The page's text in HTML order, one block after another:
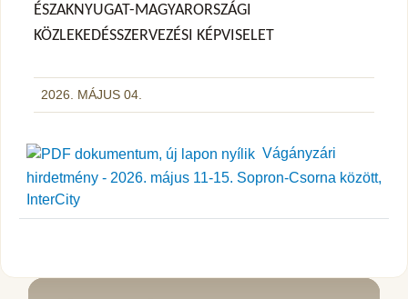
ÉSZAKNYUGAT-MAGYARORSZÁGI
KÖZLEKEDÉSSZERVEZÉSI KÉPVISELET
2026. MÁJUS 04.
Vágányzári
hirdetmény - 2026. május 11-15. Sopron-Csorna között,
InterCity